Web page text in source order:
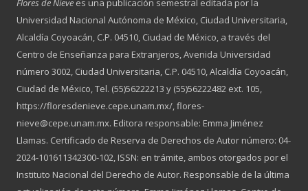
Flores de Nieve es una publicación semestral editada por la
Universidad Nacional Autónoma de México, Ciudad Universitaria,
Alcaldía Coyoacán, C.P. 04510, Ciudad de México, a través del
Centro de Enseñanza para Extranjeros, Avenida Universidad
número 3002, Ciudad Universitaria, C.P. 04510, Alcaldía Coyoacán,
Ciudad de México, Tel. (55)56222213 y (55)56222482 ext. 105,
https://floresdenieve.cepe.unam.mx/, flores-
nieve@cepe.unam.mx. Editora responsable: Emma Jiménez
Llamas. Certificado de Reserva de Derechos de Autor número: 04-
2024-101611342300-102, ISSN: en trámite, ambos otorgados por el
Instituto Nacional del Derecho de Autor. Responsable de la última